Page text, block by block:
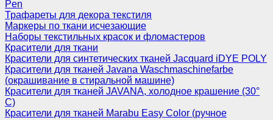
Pen
Трафареты для декора текстиля
Маркеры по ткани исчезающие
Наборы текстильных красок и фломастеров
Красители для ткани
Красители для синтетических тканей Jacquard iDYE POLY
Красители для тканей Javana Waschmaschinefarbe
(окрашивание в стиральной машине)
Красители для тканей JAVANA, холодное крашение (30°
С)
Красители для тканей Marabu Easy Color (ручное